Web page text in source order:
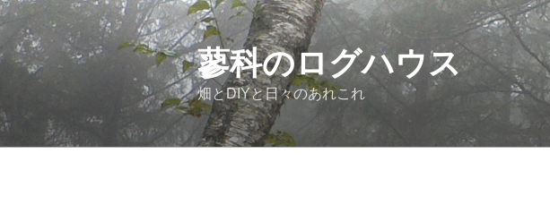
コ
ン
テ
へ
蓼科のログハウス
畑とDIYと日々のあれこれ